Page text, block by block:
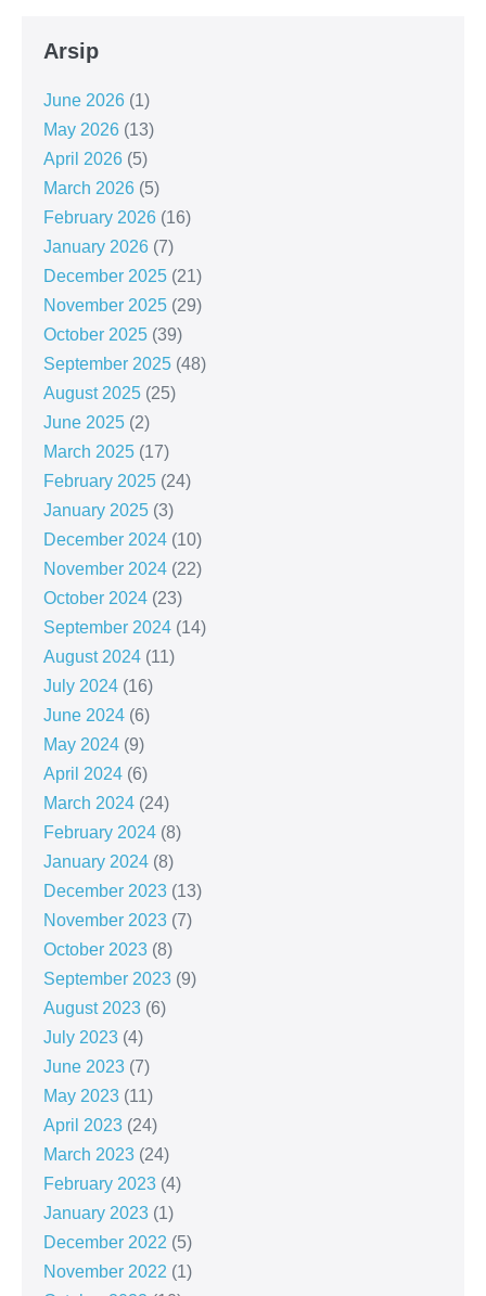
Arsip
June 2026 (1)
May 2026 (13)
April 2026 (5)
March 2026 (5)
February 2026 (16)
January 2026 (7)
December 2025 (21)
November 2025 (29)
October 2025 (39)
September 2025 (48)
August 2025 (25)
June 2025 (2)
March 2025 (17)
February 2025 (24)
January 2025 (3)
December 2024 (10)
November 2024 (22)
October 2024 (23)
September 2024 (14)
August 2024 (11)
July 2024 (16)
June 2024 (6)
May 2024 (9)
April 2024 (6)
March 2024 (24)
February 2024 (8)
January 2024 (8)
December 2023 (13)
November 2023 (7)
October 2023 (8)
September 2023 (9)
August 2023 (6)
July 2023 (4)
June 2023 (7)
May 2023 (11)
April 2023 (24)
March 2023 (24)
February 2023 (4)
January 2023 (1)
December 2022 (5)
November 2022 (1)